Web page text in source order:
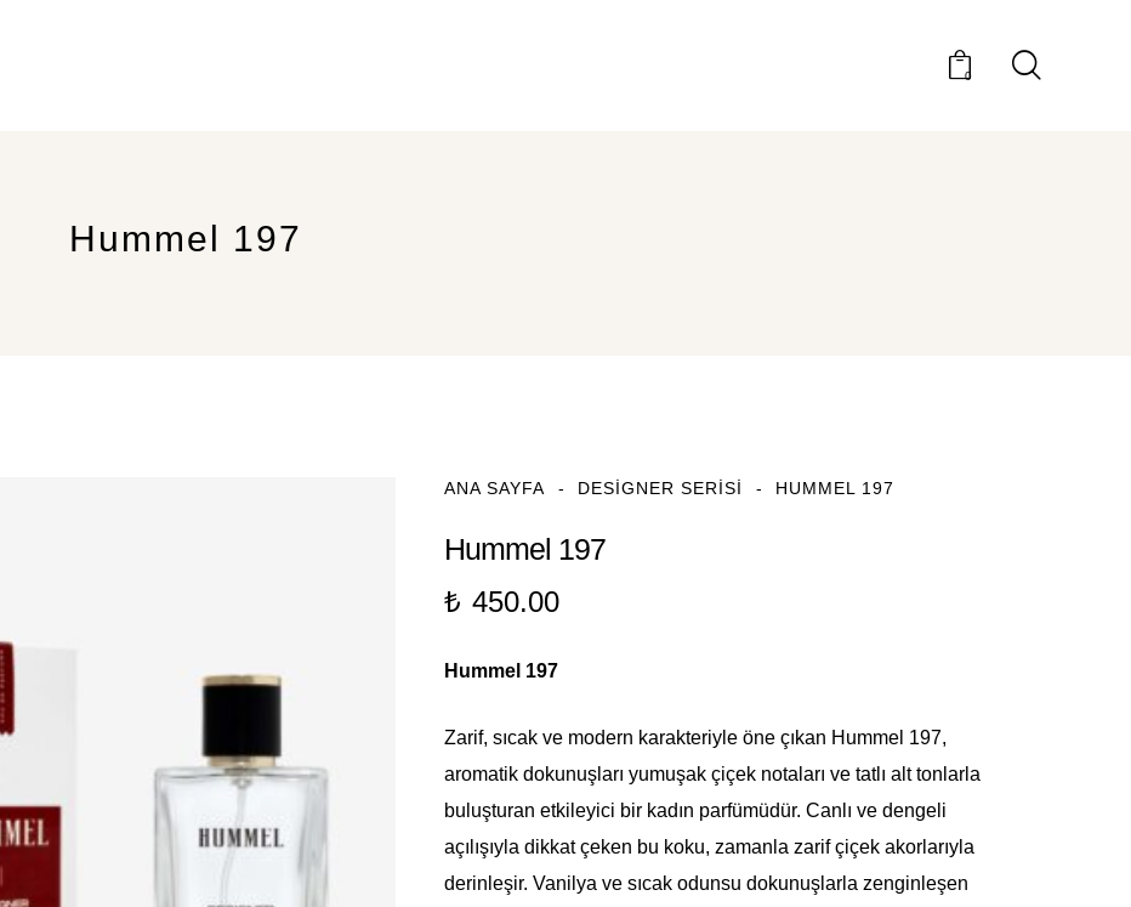
0
Hummel 197
ANA SAYFA DESIGNER SERISI HUMMEL 197
Hummel 197
₺ 450.00
Hummel 197
Zarif, sıcak ve modern karakteriyle öne çıkan Hummel 197,
aromatik dokunuşları yumuşak çiçek notaları ve tatlı alt tonlarla
buluşturan etkileyici bir kadın parfümüdür. Canlı ve dengeli
açılışıyla dikkat çeken bu koku, zamanla zarif çiçek akorlarıyla
derinleşir. Vanilya ve sıcak odunsu dokunuşlarla zenginleşen